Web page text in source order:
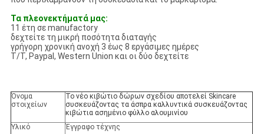
Τα πλεονεκτήματά μας:
11 έτη σε manufactory
δεχτείτε τη μικρή ποσότητα διαταγής
γρήγορη χρονική ανοχή 3 έως 8 εργάσιμες ημέρες
T/T, Paypal, Western Union και οι δύο δεχτείτε
Όνομα
στοιχείων
Το νέο κιβώτιο δώρων σχεδίου αποτελεί Skincare
συσκευάζοντας τα άσπρα καλλυντικά συσκευάζοντας
κιβώτια ασημένιο φύλλο αλουμινίου
Υλικό
Έγγραφο τέχνης